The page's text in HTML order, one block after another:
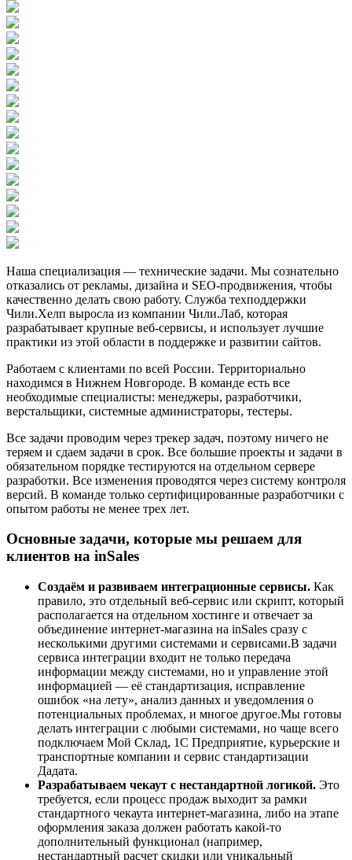
Наша специализация — технические задачи. Мы сознательно
отказались от рекламы, дизайна и SEO-продвижения, чтобы
качественно делать свою работу. Служба техподдержки
Чили.Хелп выросла из компании Чили.Лаб, которая
разрабатывает крупные веб-сервисы, и использует лучшие
практики из этой области в поддержке и развитии сайтов.
Работаем с клиентами по всей России. Территориально
находимся в Нижнем Новгороде. В команде есть все
необходимые специалисты: менеджеры, разработчики,
верстальщики, системные администраторы, тестеры.
Все задачи проводим через трекер задач, поэтому ничего не
теряем и сдаем задачи в срок. Все большие проекты и задачи в
обязательном порядке тестируются на отдельном сервере
разработки. Все изменения проводятся через систему контроля
версий. В команде только сертифицированные разработчики с
опытом работы не менее трех лет.
Основные задачи, которые мы решаем для
клиентов на inSales
Создаём и развиваем интеграционные сервисы. Как
правило, это отдельный веб-сервис или скрипт, который
располагается на отдельном хостинге и отвечает за
объединение интернет-магазина на inSales сразу с
несколькими другими системами и сервисами.В задачи
сервиса интеграции входит не только передача
информации между системами, но и управление этой
информацией — её стандартизация, исправление
ошибок «на лету», анализ данных и уведомления о
потенциальных проблемах, и многое другое.Мы готовы
делать интеграции с любыми системами, но чаще всего
подключаем Мой Склад, 1С Предприятие, курьерские и
транспортные компании и сервис стандартизации
Дадата.
Разрабатываем чекаут с нестандартной логикой. Это
требуется, если процесс продаж выходит за рамки
стандартного чекаута интернет-магазина, либо на этапе
оформления заказа должен работать какой-то
дополнительный функционал (например,
нестандартный расчет скидки или уникальный